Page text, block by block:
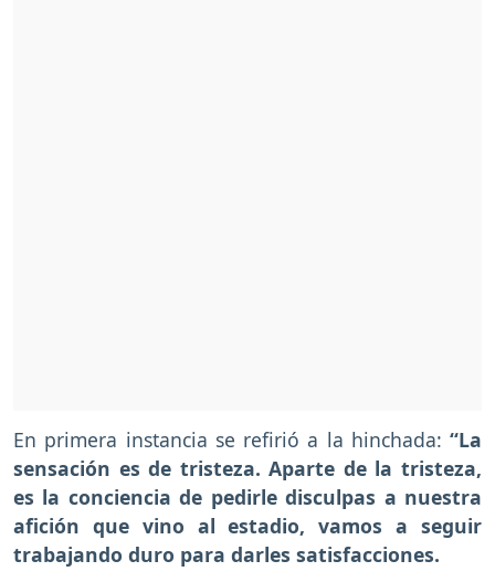
En primera instancia se refirió a la hinchada: “La
sensación es de tristeza. Aparte de la tristeza,
es la conciencia de pedirle disculpas a nuestra
afición que vino al estadio, vamos a seguir
trabajando duro para darles satisfacciones.